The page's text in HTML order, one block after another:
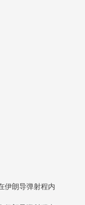
伊朗导弹射程内